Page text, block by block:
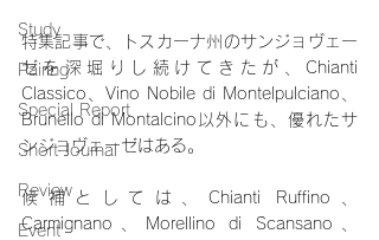
Study
Pairing
Special Report
Short Journal
Review
Event
特集記事で、トスカーナ州のサンジョヴェー
ゼを深堀りし続けてきたが、Chianti
Classico、Vino Nobile di Montelpulciano、
Brunello di Montalcino以外にも、優れたサ
ンジョヴェーゼはある。
候補としては、Chianti Ruffino、
Carmignano、Morellino di Scansano、